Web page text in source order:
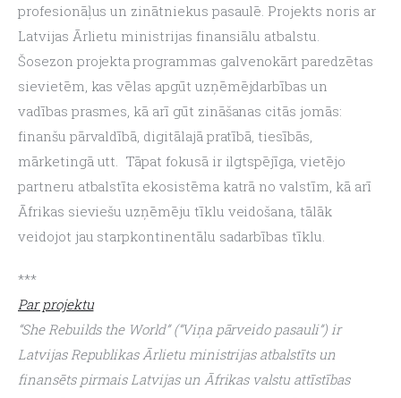
profesionāļus un zinātniekus pasaulē. Projekts noris ar
Latvijas Ārlietu ministrijas finansiālu atbalstu.
Šosezon projekta programmas galvenokārt paredzētas
sievietēm, kas vēlas apgūt uzņēmējdarbības un
vadības prasmes, kā arī gūt zināšanas citās jomās:
finanšu pārvaldībā, digitālajā pratībā, tiesībās,
mārketingā utt.  Tāpat fokusā ir ilgtspējīga, vietējo
partneru atbalstīta ekosistēma katrā no valstīm, kā arī
Āfrikas sieviešu uzņēmēju tīklu veidošana, tālāk
veidojot jau starpkontinentālu sadarbības tīklu.
***
Par projektu
“She Rebuilds the World” (“Viņa pārveido pasauli”) ir
Latvijas Republikas Ārlietu ministrijas atbalstīts un
finansēts pirmais Latvijas un Āfrikas valstu attīstības